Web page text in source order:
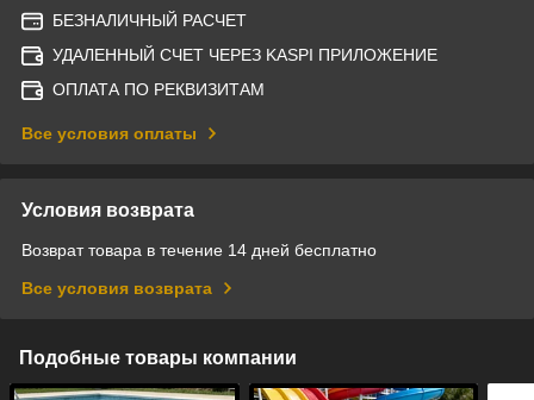
БЕЗНАЛИЧНЫЙ РАСЧЕТ
УДАЛЕННЫЙ СЧЕТ ЧЕРЕЗ KASPI ПРИЛОЖЕНИЕ
ОПЛАТА ПО РЕКВИЗИТАМ
Все условия оплаты
Условия возврата
Возврат товара в течение 14 дней бесплатно
Все условия возврата
Подобные товары компании